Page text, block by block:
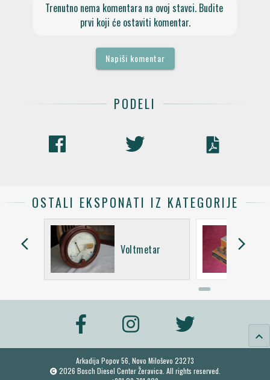
Trenutno nema komentara na ovoj stavci. Budite
prvi koji će ostaviti komentar.
Napiši komentar
PODELI
OSTALI EKSPONATI IZ KATEGORIJE
arrow_back_ios Voltmetar arrow_forward_ios
keyboard_arrow_up
Arkadija Popov 56, Novo Miloševo 23273
2026 Bosch Diesel Center Žeravica. All rights reserved.